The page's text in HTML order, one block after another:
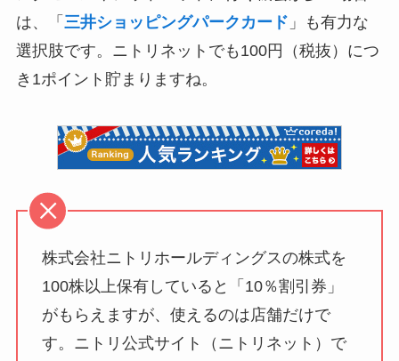
は、「 三井ショッピングパークカード 」も有力な
選択肢です。ニトリネットでも100円（税抜）につ
き1ポイント貯まりますね。
株式会社ニトリホールディングスの株式を
100株以上保有していると「10％割引券」
がもらえますが、使えるのは店舗だけで
す。ニトリ公式サイト（ニトリネット）で